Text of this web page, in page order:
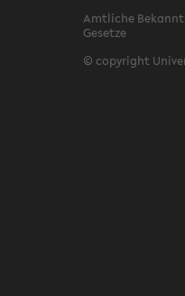
Amtliche
Gesetze
© copyright